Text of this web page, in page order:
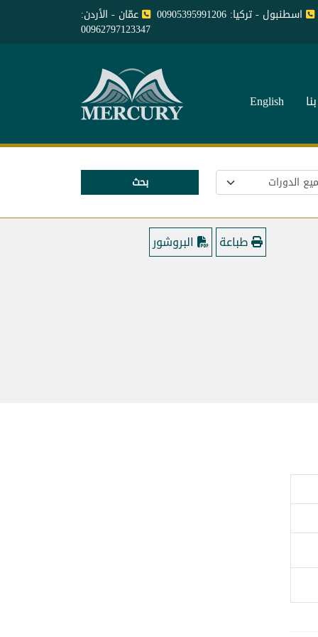
اسطنبول - تركيا: 00905395991206 عمّان - الأردن:
00962797123347
English
بحث
طباعة البروشور